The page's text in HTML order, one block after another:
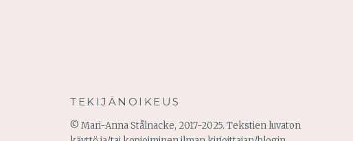
TEKIJÄNOIKEUS
© Mari-Anna Stålnacke, 2017-2025. Tekstien luvaton